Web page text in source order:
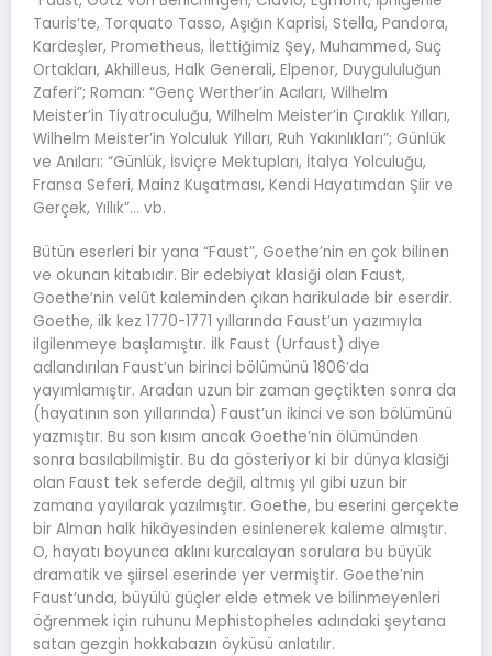
Tauris’te, Torquato Tasso, Aşığın Kaprisi, Stella, Pandora,
Kardeşler, Prometheus, İlettiğimiz Şey, Muhammed, Suç
Ortakları, Akhilleus, Halk Generali, Elpenor, Duygululuğun
Zaferi”; Roman: “Genç Werther’in Acıları, Wilhelm
Meister’in Tiyatroculuğu, Wilhelm Meister’in Çıraklık Yılları,
Wilhelm Meister’in Yolculuk Yılları, Ruh Yakınlıkları”; Günlük
ve Anıları: “Günlük, İsviçre Mektupları, İtalya Yolculuğu,
Fransa Seferi, Mainz Kuşatması, Kendi Hayatımdan Şiir ve
Gerçek, Yıllık”… vb.
Bütün eserleri bir yana “Faust”, Goethe’nin en çok bilinen
ve okunan kitabıdır. Bir edebiyat klasiği olan Faust,
Goethe’nin velût kaleminden çıkan harikulade bir eserdir.
Goethe, ilk kez 1770-1771 yıllarında Faust’un yazımıyla
ilgilenmeye başlamıştır. İlk Faust (Urfaust) diye
adlandırılan Faust’un birinci bölümünü 1806’da
yayımlamıştır. Aradan uzun bir zaman geçtikten sonra da
(hayatının son yıllarında) Faust’un ikinci ve son bölümünü
yazmıştır. Bu son kısım ancak Goethe’nin ölümünden
sonra basılabilmiştir. Bu da gösteriyor ki bir dünya klasiği
olan Faust tek seferde değil, altmış yıl gibi uzun bir
zamana yayılarak yazılmıştır. Goethe, bu eserini gerçekte
bir Alman halk hikâyesinden esinlenerek kaleme almıştır.
O, hayatı boyunca aklını kurcalayan sorulara bu büyük
dramatik ve şiirsel eserinde yer vermiştir. Goethe’nin
Faust’unda, büyülü güçler elde etmek ve bilinmeyenleri
öğrenmek için ruhunu Mephistopheles adındaki şeytana
satan gezgin hokkabazın öyküsü anlatılır.